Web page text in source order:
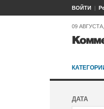
ВОЙТИ
09
ДАТА